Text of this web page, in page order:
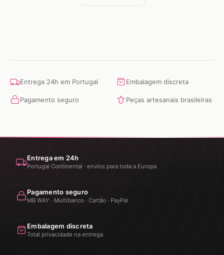
Entrega 24h em Portugal Embalagem discreta
Pagamento seguro Peças artesanais brasileiras
Entrega em 24h
Portugal Continental · envios para toda a Europa
Pagamento seguro
MB WAY · Multibanco · Cartão · PayPal
Embalagem discreta
Total privacidade na entrega